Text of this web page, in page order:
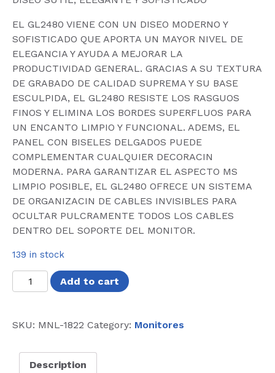
EL GL2480 VIENE CON UN DISEO MODERNO Y
SOFISTICADO QUE APORTA UN MAYOR NIVEL DE
ELEGANCIA Y AYUDA A MEJORAR LA
PRODUCTIVIDAD GENERAL. GRACIAS A SU TEXTURA
DE GRABADO DE CALIDAD SUPREMA Y SU BASE
ESCULPIDA, EL GL2480 RESISTE LOS RASGUOS
FINOS Y ELIMINA LOS BORDES SUPERFLUOS PARA
UN ENCANTO LIMPIO Y FUNCIONAL. ADEMS, EL
PANEL CON BISELES DELGADOS PUEDE
COMPLEMENTAR CUALQUIER DECORACIN
MODERNA. PARA GARANTIZAR EL ASPECTO MS
LIMPIO POSIBLE, EL GL2480 OFRECE UN SISTEMA
DE ORGANIZACIN DE CABLES INVISIBLES PARA
OCULTAR PULCRAMENTE TODOS LOS CABLES
DENTRO DEL SOPORTE DEL MONITOR.
139 in stock
MONITOR
BENQ
GL2480
MS,
HDMI
Add to cart
SKU: MNL-1822 Category: Monitores
Description